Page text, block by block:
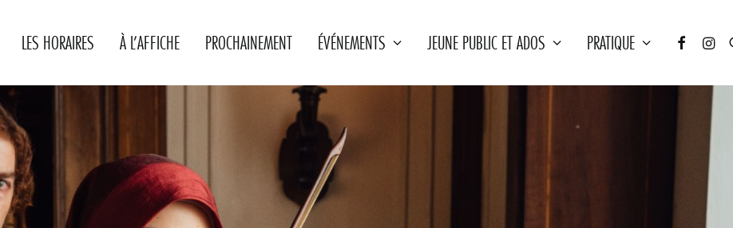
LES HORAIRES À L’AFFICHE PROCHAINEMENT ÉVÉNEMENTS JEUNE PUBLIC ET ADOS PRATIQUE